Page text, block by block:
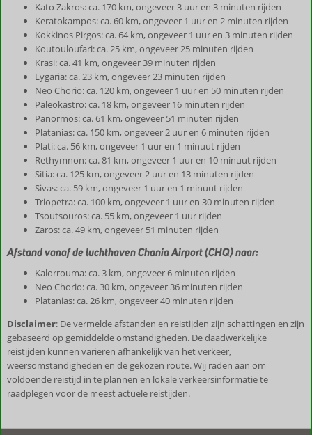
Kato Zakros: ca. 170 km, ongeveer 3 uur en 3 minuten rijden
Keratokampos: ca. 60 km, ongeveer 1 uur en 2 minuten rijden
Kokkinos Pirgos: ca. 64 km, ongeveer 1 uur en 3 minuten rijden
Koutouloufari: ca. 25 km, ongeveer 25 minuten rijden
Krasi: ca. 41 km, ongeveer 39 minuten rijden
Lygaria: ca. 23 km, ongeveer 23 minuten rijden
Neo Chorio: ca. 120 km, ongeveer 1 uur en 50 minuten rijden
Paleokastro: ca. 18 km, ongeveer 16 minuten rijden
Panormos: ca. 61 km, ongeveer 51 minuten rijden
Platanias: ca. 150 km, ongeveer 2 uur en 6 minuten rijden
Plati: ca. 56 km, ongeveer 1 uur en 1 minuut rijden
Rethymnon: ca. 81 km, ongeveer 1 uur en 10 minuut rijden
Sitia: ca. 125 km, ongeveer 2 uur en 13 minuten rijden
Sivas: ca. 59 km, ongeveer 1 uur en 1 minuut rijden
Triopetra: ca. 100 km, ongeveer 1 uur en 30 minuten rijden
Tsoutsouros: ca. 55 km, ongeveer 1 uur rijden
Zaros: ca. 49 km, ongeveer 51 minuten rijden
Afstand vanaf de luchthaven Chania Airport (CHQ) naar:
Kalorrouma: ca. 3 km, ongeveer 6 minuten rijden
Neo Chorio: ca. 30 km, ongeveer 36 minuten rijden
Platanias: ca. 26 km, ongeveer 40 minuten rijden
Disclaimer: De vermelde afstanden en reistijden zijn schattingen en zijn
gebaseerd op gemiddelde omstandigheden. De daadwerkelijke
reistijden kunnen variëren afhankelijk van het verkeer,
weersomstandigheden en de gekozen route. Wij raden aan om
voldoende reistijd in te plannen en lokale verkeersinformatie te
raadplegen voor de meest actuele reistijden.